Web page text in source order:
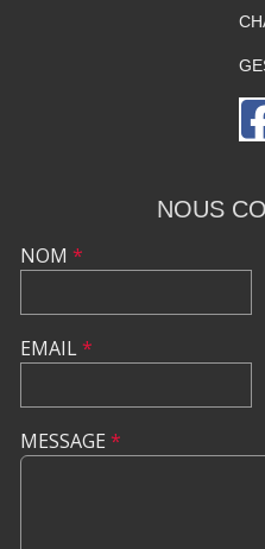
NOUS
NOM *
EMAIL*
MESSAGE *